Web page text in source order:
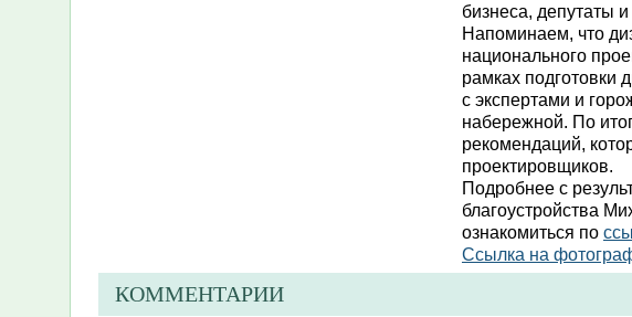
бизнеса, депутаты
Напоминаем, что
национального
рамках подготовки
с экспертами и
набережной. По
рекомендаций,
проектировщиков.
Подробнее с
благоустройства
ознакомиться по
Ссылка на
КОММЕНТАРИИ